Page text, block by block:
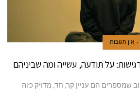
אין תגובות
על תודעה, עשייה ומה שביניהם
שמספרים הם עניין קר, חד, מדויק כזה